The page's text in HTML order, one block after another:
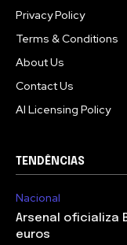
Privacy Policy
Terms & Conditions
About Us
Contact Us
AI Licensing Policy
TENDÊNCIAS
Nacional
Arsenal oficializa
euros